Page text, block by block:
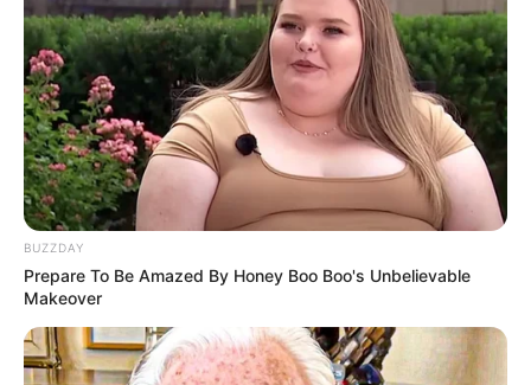
Nama Panggung: Lily Collins
Nama Panggilan: Lily
Tempat Tanggal Lahir: Guildford, Surrey, Inggris, 18 Maret
1989
Kewarganegaraan: Inggris-Amerika
Pendidikan:
Harvard-Westlake School;
University of Southern California – Jurusan Journalis;
Agama: –
Tinggi Badan: 165 cm
BUZZDAY
Prepare To Be Amazed By Honey Boo Boo's Unbelievable
Makeover